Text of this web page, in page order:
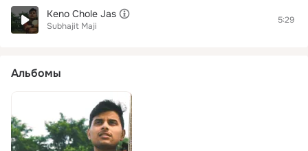
Keno Chole Jas
Subhajit Maji
5:29
Альбомы